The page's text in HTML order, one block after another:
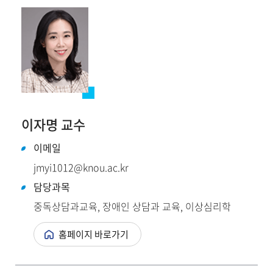
이자명 교수
이메일
jmyi1012@knou.ac.kr
담당과목
중독상담과교육, 장애인 상담과 교육, 이상심리학
홈페이지 바로가기